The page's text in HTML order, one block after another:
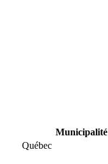
Municipalité
Québec